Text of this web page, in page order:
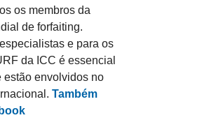
os membros da
de forfaiting.
e para os
da ICC é essencial
estão envolvidos no
Também